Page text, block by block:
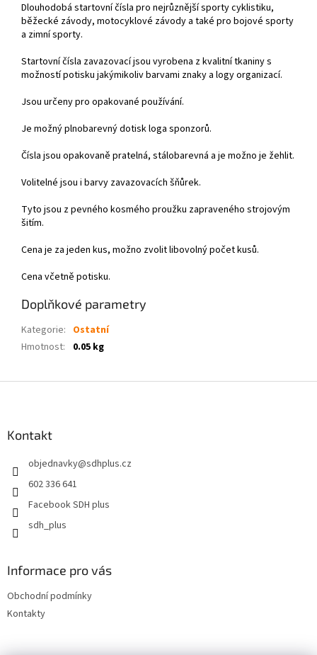
Dlouhodobá startovní čísla pro nejrůznější sporty cyklistiku,
běžecké závody, motocyklové závody a také pro bojové sporty
a zimní sporty.
Startovní čísla zavazovací jsou vyrobena z kvalitní tkaniny s
možností potisku jakýmikoliv barvami znaky a logy organizací.
Jsou určeny pro opakované používání.
Je možný plnobarevný dotisk loga sponzorů.
Čísla jsou opakovaně pratelná, stálobarevná a je možno je žehlit.
Volitelné jsou i barvy zavazovacích šňůrek.
Tyto jsou z pevného kosmého proužku zapraveného strojovým
šitím.
Cena je za jeden kus, možno zvolit libovolný počet kusů.
Cena včetně potisku.
Doplňkové parametry
Kategorie: Ostatní
Hmotnost: 0.05 kg
Kontakt
objednavky@sdhplus.cz
602 336 641
Facebook SDH plus
sdh_plus
Informace pro vás
Obchodní podmínky
Kontakty